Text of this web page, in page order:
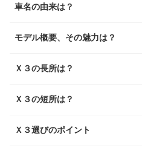
車名の由来は？
モデル概要、その魅力は？
Ｘ３の長所は？
Ｘ３の短所は？
Ｘ３選びのポイント